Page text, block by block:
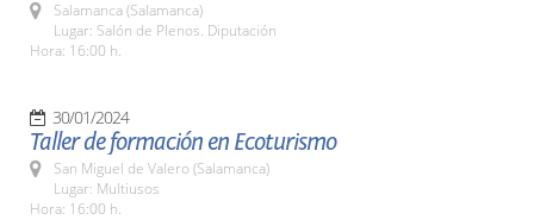
Salamanca (Salamanca)
Lugar: Salón de Plenos. Diputación
Hora: 16:00 h.
30/01/2024
Taller de formación en Ecoturismo
San Miguel de Valero (Salamanca)
Lugar: Multiusos
Hora: 16:00 h.